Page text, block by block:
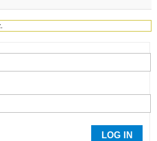
LOG IN